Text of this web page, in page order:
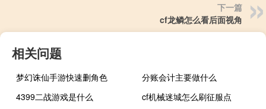
下一篇
cf龙鳞怎么看后面视角
相关问题
梦幻诛仙手游快速删角色
分账会计主要做什么
4399二战游戏是什么
cf机械迷城怎么刷征服点